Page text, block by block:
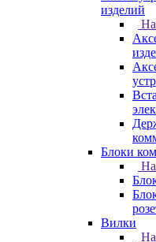
изделий
Блоки
Вилки